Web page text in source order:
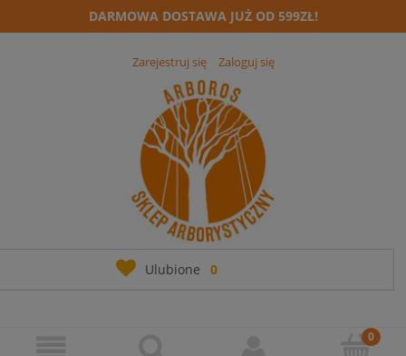
DARMOWA DOSTAWA JUŻ OD 599ZŁ!
Zarejestruj się Zaloguj się
Ulubione 0